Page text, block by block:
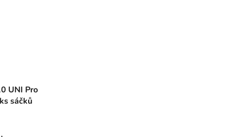
UNI Pro
sáčků